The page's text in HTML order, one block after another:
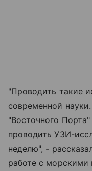
"Проводить такие
современной
"Восточного
проводить УЗИ-
неделю", -
работе с